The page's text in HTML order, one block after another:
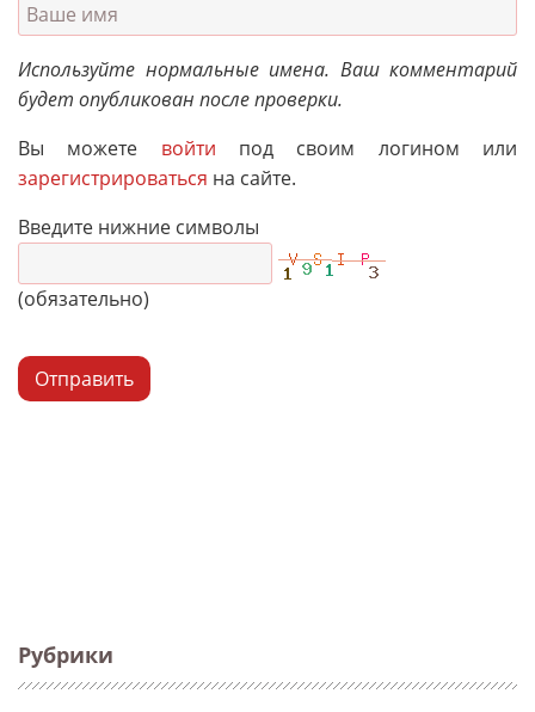
Рубрики
Используйте нормальные имена. Ваш комментарий
будет опубликован после проверки.
Вы можете войти под своим логином или
зарегистрироваться на сайте.
Введите нижние символы
(обязательно)
Отправить